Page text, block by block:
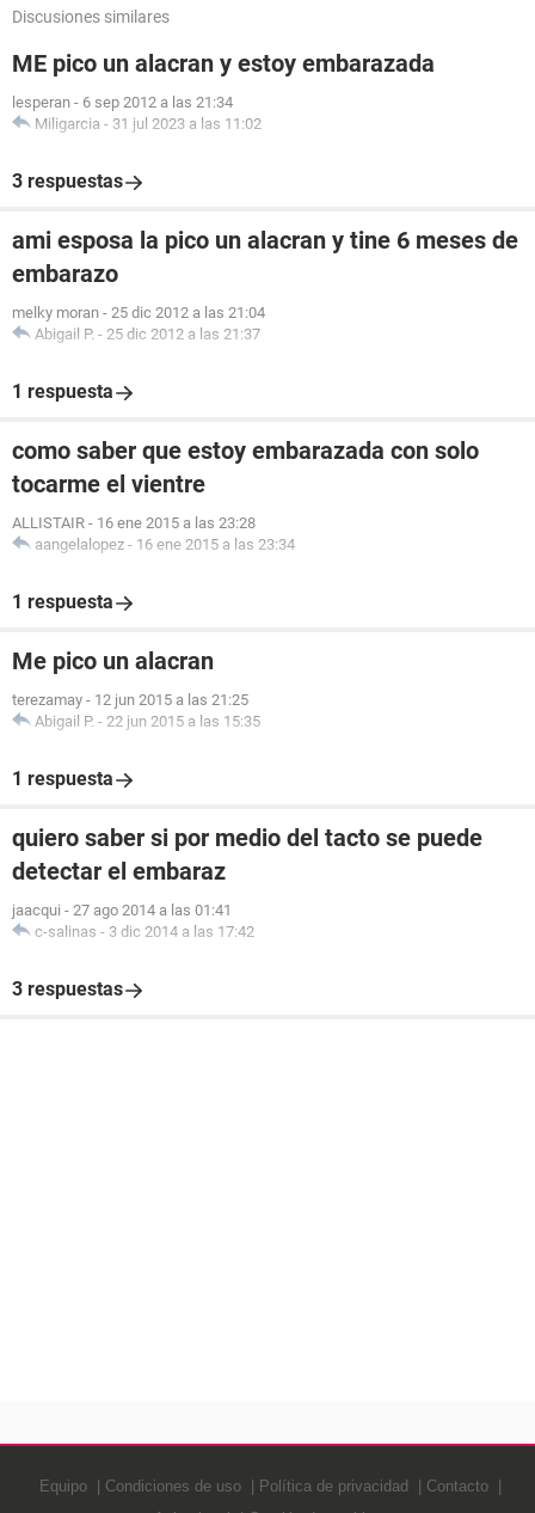
Discusiones similares
ME pico un alacran y estoy embarazada
lesperan - 6 sep 2012 a las 21:34
Miligarcia - 31 jul 2023 a las 11:02
3 respuestas
ami esposa la pico un alacran y tine 6 meses de
embarazo
melky moran - 25 dic 2012 a las 21:04
Abigail P. - 25 dic 2012 a las 21:37
1 respuesta
como saber que estoy embarazada con solo
tocarme el vientre
ALLISTAIR - 16 ene 2015 a las 23:28
aangelalopez - 16 ene 2015 a las 23:34
1 respuesta
Me pico un alacran
terezamay - 12 jun 2015 a las 21:25
Abigail P. - 22 jun 2015 a las 15:35
1 respuesta
quiero saber si por medio del tacto se puede
detectar el embaraz
jaacqui - 27 ago 2014 a las 01:41
c-salinas - 3 dic 2014 a las 17:42
3 respuestas
Equipo Condiciones de uso Política de privacidad
Contacto